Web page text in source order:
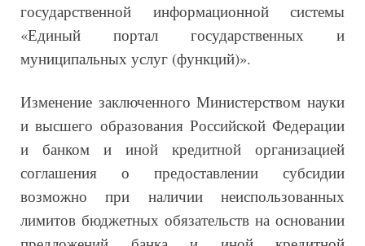
государственной информационной системы
«Единый портал государственных и
муниципальных услуг (функций)».
Изменение заключенного Министерством науки
и высшего образования Российской Федерации
и банком и иной кредитной организацией
соглашения о предоставлении субсидии
возможно при наличии неиспользованных
лимитов бюджетных обязательств на основании